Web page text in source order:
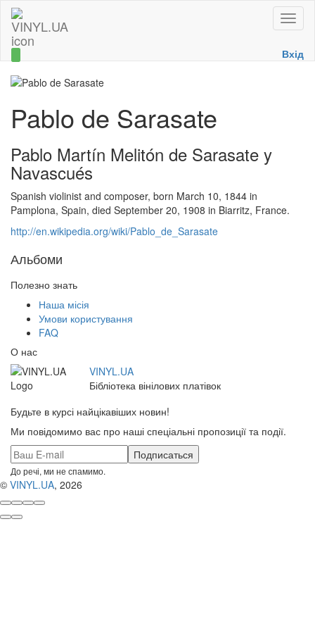
Toggle
Вхід
Pablo de Sarasate
Pablo Martín Melitón de Sarasate y
Navascués
Spanish violinist and composer, born March 10, 1844 in
Pamplona, Spain, died September 20, 1908 in Biarritz, France.
http://en.wikipedia.org/wiki/Pablo_de_Sarasate
Альбоми
Полезно знать
Наша місія
Умови користування
FAQ
О нас
VINYL.UA
Бібліотека вінілових платівок
Будьте в курсі найцікавіших новин!
Ми повідомимо вас про наші спеціальні пропозиції та події.
До речі, ми не спамимо.
© VINYL.UA, 2026